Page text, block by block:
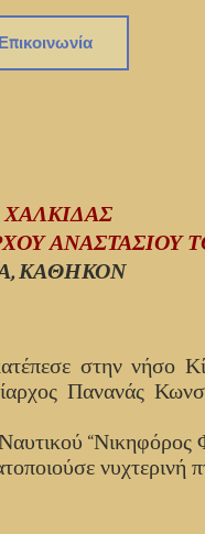
Επικοινωνία
ΑΝΑΣΤΑΣΙΟΥ
ΚΑΘΗΚΟΝ
στην νήσο
Πανανάς
“Νικηφόρος
νυχτερινή